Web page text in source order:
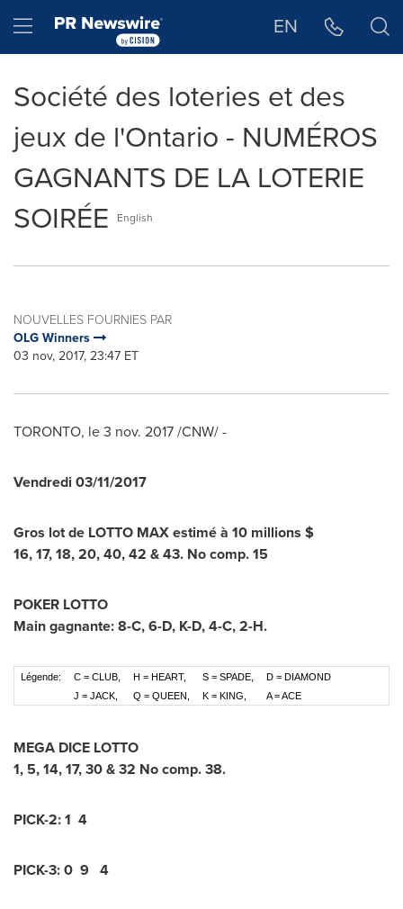
Hamburger menu EN
Société des loteries et des
jeux de l'Ontario - NUMÉROS
GAGNANTS DE LA LOTERIE
SOIRÉE
English
NOUVELLES FOURNIES PAR
OLG Winners
03 nov, 2017, 23:47 ET
TORONTO, le3 nov. 2017/CNW/ -
Vendredi 03/11/2017
Gros lot de LOTTO MAX estimé à 10 millions $
16, 17, 18, 20, 40, 42 & 43. No comp. 15
POKER LOTTO
Main gagnante: 8-C, 6-D, K-D, 4-C, 2-H.
Légende: C = CLUB, H = HEART, S = SPADE,
D = DIAMOND
J = JACK,
Q = QUEEN, K = KING, A = ACE
MEGA DICE LOTTO
1, 5, 14, 17, 30 & 32 No comp. 38.
PICK-2: 1 4
PICK-3: 0 9 4